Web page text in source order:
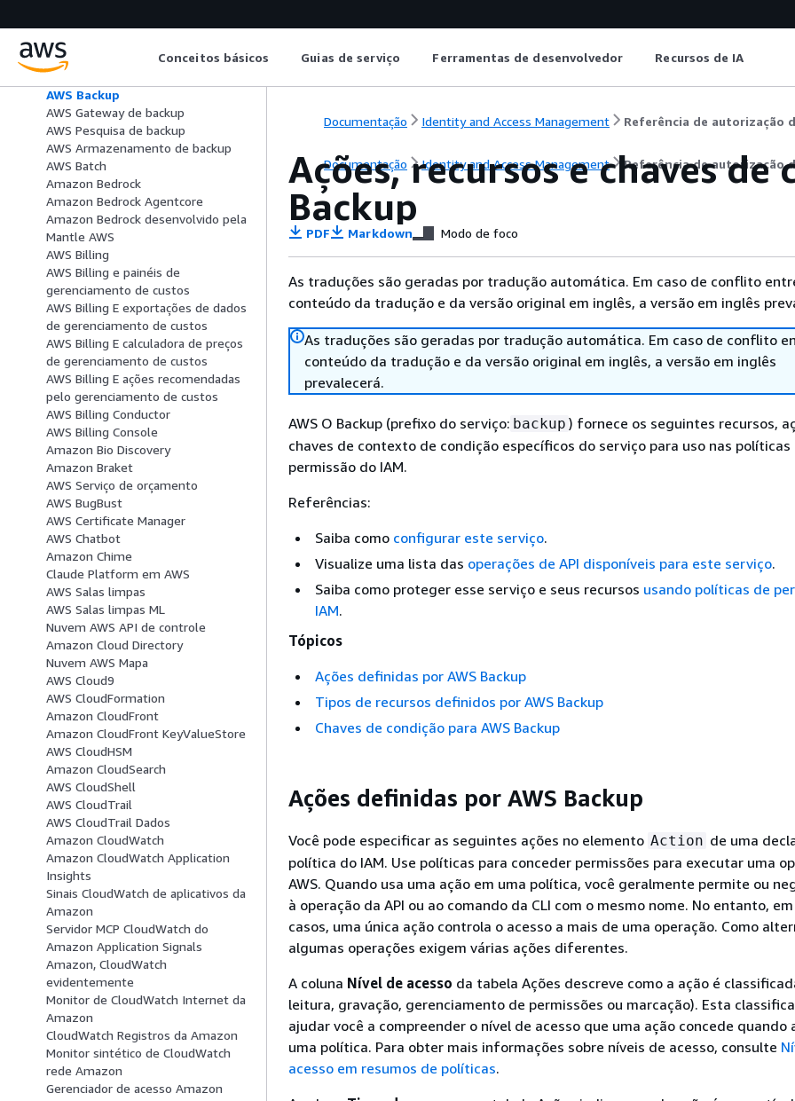
Conceitos básicos Guias de serviço Ferramentas de desenvolvedor Recursos de IA
Amazon Aurora DSQL
AWS Auto Scaling
AWS Intercâmbio de dados B2B
AWS Backup
AWS Gateway de backup
AWS Pesquisa de backup
AWS Armazenamento de backup
AWS Batch
Amazon Bedrock
Amazon Bedrock Agentcore
Amazon Bedrock desenvolvido pela
Mantle AWS
AWS Billing
AWS Billing e painéis de
gerenciamento de custos
AWS Billing E exportações de dados
de gerenciamento de custos
AWS Billing E calculadora de preços
de gerenciamento de custos
AWS Billing E ações recomendadas
pelo gerenciamento de custos
AWS Billing Conductor
AWS Billing Console
Amazon Bio Discovery
Amazon Braket
AWS Serviço de orçamento
AWS BugBust
AWS Certificate Manager
AWS Chatbot
Amazon Chime
Claude Platform em AWS
AWS Salas limpas
AWS Salas limpas ML
Nuvem AWS API de controle
Amazon Cloud Directory
Nuvem AWS Mapa
AWS Cloud9
AWS CloudFormation
Amazon CloudFront
Amazon CloudFront KeyValueStore
AWS CloudHSM
Amazon CloudSearch
AWS CloudShell
AWS CloudTrail
AWS CloudTrail Dados
Amazon CloudWatch
Amazon CloudWatch Application
Insights
Sinais CloudWatch de aplicativos da
Amazon
Servidor MCP CloudWatch do
Amazon Application Signals
Amazon, CloudWatch
evidentemente
Monitor de CloudWatch Internet da
Amazon
CloudWatch Registros da Amazon
Monitor sintético de CloudWatch
rede Amazon
Gerenciador de acesso Amazon
Documentação Identity and Access Management Referência de autorização
Documentação Identity and Access Management Referência de autorização
Ações, recursos e chaves de
Backup
PDF Markdown Modo de foco
As traduções são geradas por tradução automática. Em caso de conflito
conteúdo da tradução e da versão original em inglês, a versão em inglês
As traduções são geradas por tradução automática. Em caso de conflito
conteúdo da tradução e da versão original em inglês, a versão em inglês
prevalecerá.
AWS O Backup (prefixo do serviço: backup ) fornece os seguintes recursos,
chaves de contexto de condição específicos do serviço para uso nas políticas
permissão do IAM.
Referências:
Saiba como configurar este serviço.
Visualize uma lista das operações de API disponíveis para este serviço.
Saiba como proteger esse serviço e seus recursos usando políticas de
IAM.
Tópicos
Ações definidas por AWS Backup
Tipos de recursos definidos por AWS Backup
Chaves de condição para AWS Backup
Ações definidas por AWS Backup
Você pode especificar as seguintes ações no elemento Action de uma
política do IAM. Use políticas para conceder permissões para executar uma
AWS. Quando usa uma ação em uma política, você geralmente permite ou
à operação da API ou ao comando da CLI com o mesmo nome. No entanto,
casos, uma única ação controla o acesso a mais de uma operação. Como
algumas operações exigem várias ações diferentes.
A coluna Nível de acesso da tabela Ações descreve como a ação é
leitura, gravação, gerenciamento de permissões ou marcação). Esta
ajudar você a compreender o nível de acesso que uma ação concede quando
uma política. Para obter mais informações sobre níveis de acesso, consulte
acesso em resumos de políticas.